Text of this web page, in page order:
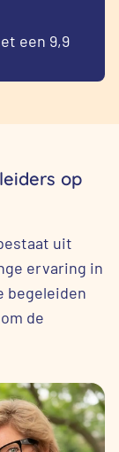
een 9,9
op
uit
ervaring in
begeleiden
de